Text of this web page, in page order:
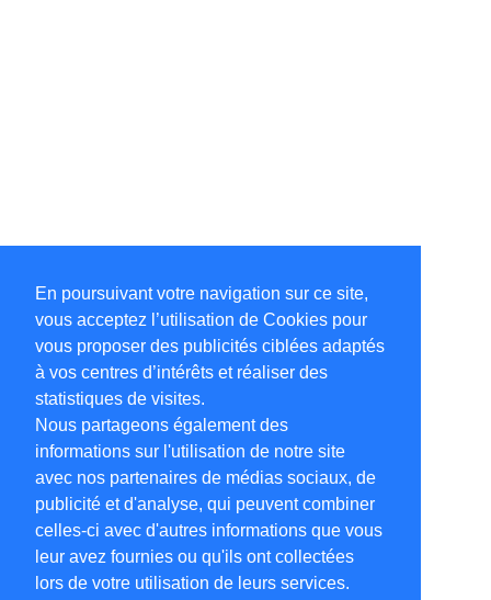
En poursuivant votre navigation sur ce site,
vous acceptez l’utilisation de Cookies pour
vous proposer des publicités ciblées adaptés
à vos centres d’intérêts et réaliser des
statistiques de visites.
Nous partageons également des
informations sur l'utilisation de notre site
avec nos partenaires de médias sociaux, de
publicité et d'analyse, qui peuvent combiner
celles-ci avec d'autres informations que vous
leur avez fournies ou qu'ils ont collectées
lors de votre utilisation de leurs services.